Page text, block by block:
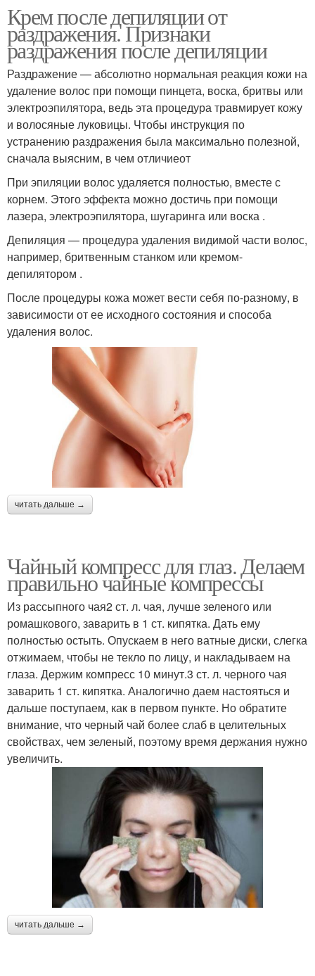
Крем после депиляции от
раздражения. Признаки
раздражения после депиляции
Раздражение — абсолютно нормальная реакция кожи на
удаление волос при помощи пинцета, воска, бритвы или
электроэпилятора, ведь эта процедура травмирует кожу
и волосяные луковицы. Чтобы инструкция по
устранению раздражения была максимально полезной,
сначала выясним, в чем отличиеот
При эпиляции волос удаляется полностью, вместе с
корнем. Этого эффекта можно достичь при помощи
лазера, электроэпилятора, шугаринга или воска .
Депиляция — процедура удаления видимой части волос,
например, бритвенным станком или кремом-
депилятором .
После процедуры кожа может вести себя по-разному, в
зависимости от ее исходного состояния и способа
удаления волос.
читать дальше →
Чайный компресс для глаз. Делаем
правильно чайные компрессы
Из рассыпного чая2 ст. л. чая, лучше зеленого или
ромашкового, заварить в 1 ст. кипятка. Дать ему
полностью остыть. Опускаем в него ватные диски, слегка
отжимаем, чтобы не текло по лицу, и накладываем на
глаза. Держим компресс 10 минут.3 ст. л. черного чая
заварить 1 ст. кипятка. Аналогично даем настояться и
дальше поступаем, как в первом пункте. Но обратите
внимание, что черный чай более слаб в целительных
свойствах, чем зеленый, поэтому время держания нужно
увеличить.
читать дальше →